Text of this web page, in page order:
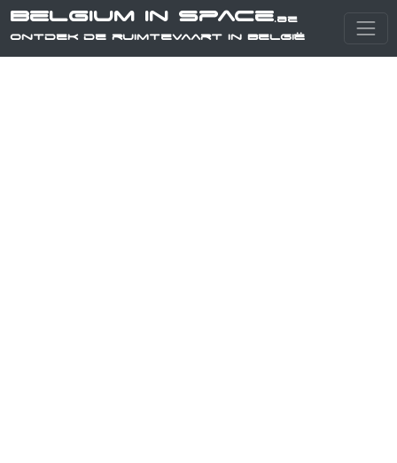
Belgium in Space.be
Ontdek de ruimtevaart in België